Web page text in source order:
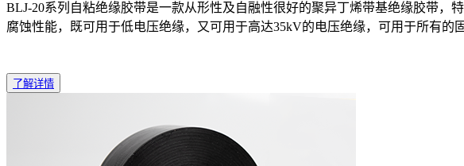
BLJ-20系列自粘绝缘胶带是一款从形性及自融性很好的聚异丁烯带基绝缘胶带
腐蚀性能，既可用于低电压绝缘，又可用于高达35kV的电压绝缘，可用于所有的
了解详情